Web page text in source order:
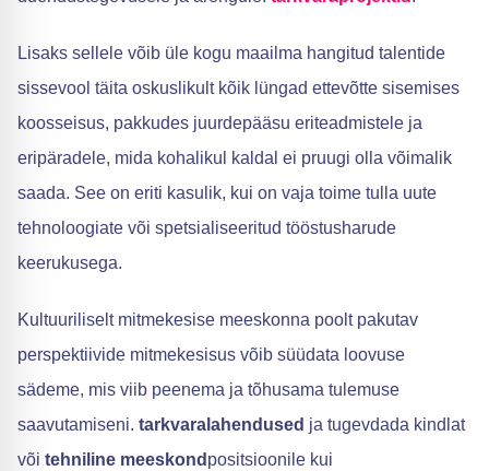
Lisaks sellele võib üle kogu maailma hangitud talentide
sissevool täita oskuslikult kõik lüngad ettevõtte sisemises
koosseisus, pakkudes juurdepääsu eriteadmistele ja
eripäradele, mida kohalikul kaldal ei pruugi olla võimalik
saada. See on eriti kasulik, kui on vaja toime tulla uute
tehnoloogiate või spetsialiseeritud tööstusharude
keerukusega.
Kultuuriliselt mitmekesise meeskonna poolt pakutav
perspektiivide mitmekesisus võib süüdata loovuse
sädeme, mis viib peenema ja tõhusama tulemuse
saavutamiseni. tarkvaralahendused ja tugevdada kindlat
või tehniline meeskond positsioonile kui